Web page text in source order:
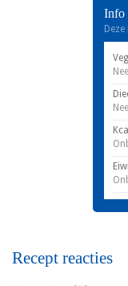
Info
Nee
Nee
Kcal
Recept reacties